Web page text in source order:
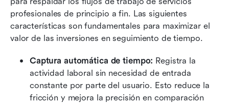
profesionales de principio a fin. Las siguientes
características son fundamentales para maximizar el
valor de las inversiones en seguimiento de tiempo.
Captura automática de tiempo: Registra la
actividad laboral sin necesidad de entrada
constante por parte del usuario. Esto reduce la
fricción y mejora la precisión en comparación